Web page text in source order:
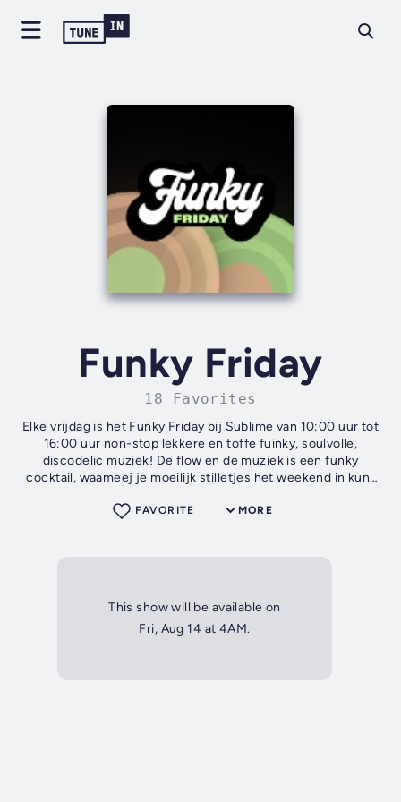
Funky Friday
18 Favorites
Elke vrijdag is het Funky Friday bij Sublime van 10:00 uur tot
16:00 uur non-stop lekkere en toffe fuinky, soulvolle,
discodelic muziek! De flow en de muziek is een funky
cocktail, waameej je moeilijk stilletjes het weekend in kunt
MORE
FAVORITE
This show will be available on
Fri, Aug 14 at 4AM.